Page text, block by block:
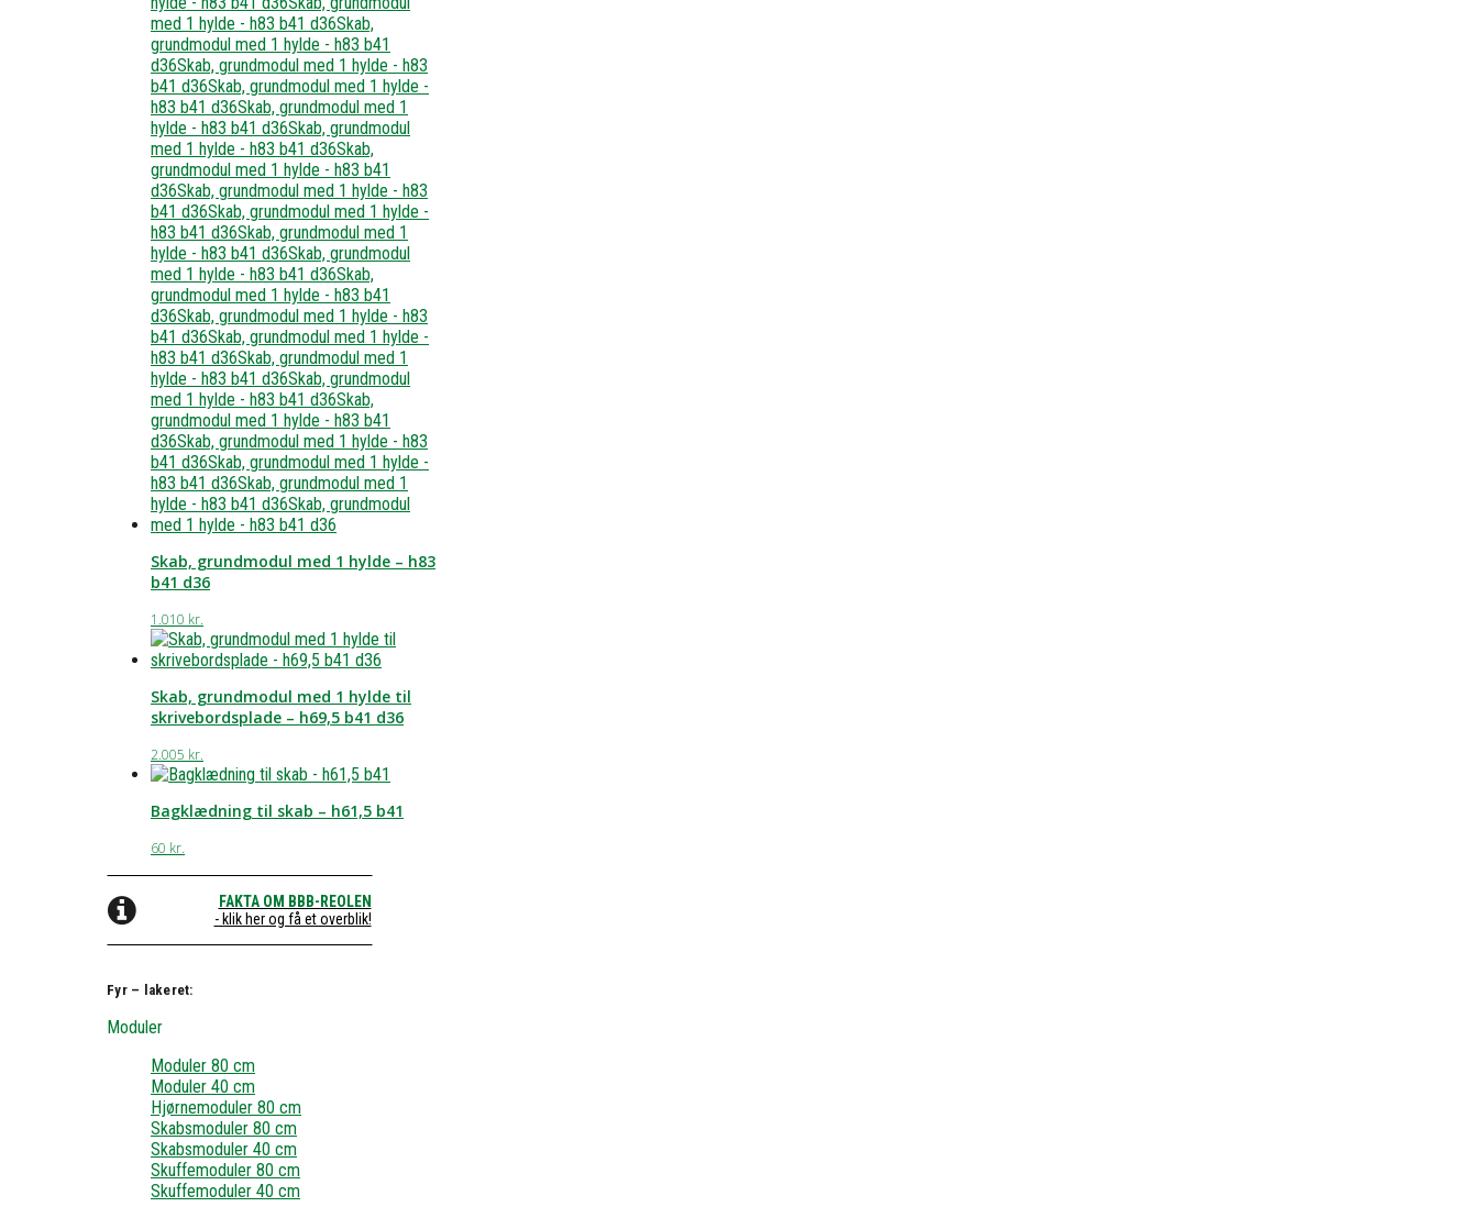
Skab, grundmodul med 1 hylde – h83
b41 d36
1.010 kr.
Skab, grundmodul med 1 hylde til
skrivebordsplade – h69,5 b41 d36
2.005 kr.
Bagklædning til skab – h61,5 b41
60 kr.
FAKTA OM BBB-REOLEN
- klik her og få et overblik!
Fyr – lakeret:
Moduler
Moduler 80 cm
Moduler 40 cm
Hjørnemoduler 80 cm
Skabsmoduler 80 cm
Skabsmoduler 40 cm
Skuffemoduler 80 cm
Skuffemoduler 40 cm